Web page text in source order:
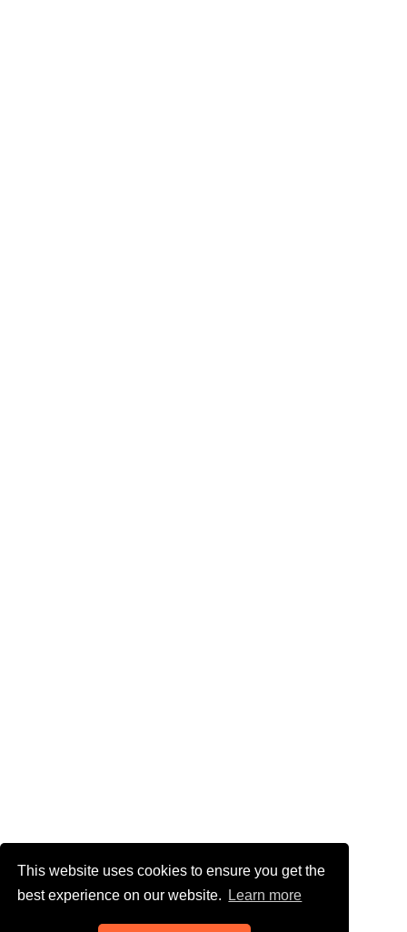
This website uses cookies to ensure you get the
best experience on our website.
Learn more